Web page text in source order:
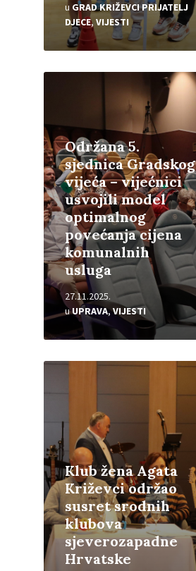
u GRAD KRIŽEVCI PRIJATELJ
DJECE, VIJESTI
Održana 5.
sjednica Gradskog
vijeća – vijećnici
usvojili model
optimalnog
povećanja cijena
komunalnih
usluga
27.11.2025.
uUPRAVA,VIJESTI
Pročitajte
Klub žena Agata
Križevci održao
susret srodnih
klubova
sjeverozapadne
Hrvatske
Pročitajte